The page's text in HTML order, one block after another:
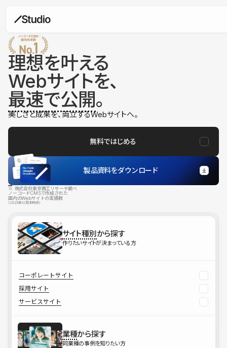
理想を叶える
Webサイトを、
最速で公開。
美しさと成果を、両立するWebサイトへ。
無料ではじめる
製品資料をダウンロード
※ 株式会社東京商工リサーチ調べ
ノーコードCMSで作成された
国内のWebサイトの実績数
（2025年12月末時点）
サイト種別から探す
作りたいサイトが決まっている方
コーポレートサイト
採用サイト
サービスサイト
業種から探す
同業種の事例を知りたい方